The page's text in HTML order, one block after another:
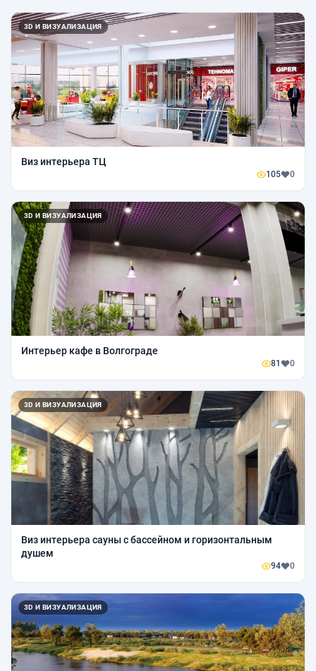
3D И ВИЗУАЛИЗАЦИЯ
Виз интерьера ТЦ
105 0
3D И ВИЗУАЛИЗАЦИЯ
Интерьер кафе в Волгограде
81 0
3D И ВИЗУАЛИЗАЦИЯ
Виз интерьера сауны с бассейном и горизонтальным
душем
94 0
3D И ВИЗУАЛИЗАЦИЯ